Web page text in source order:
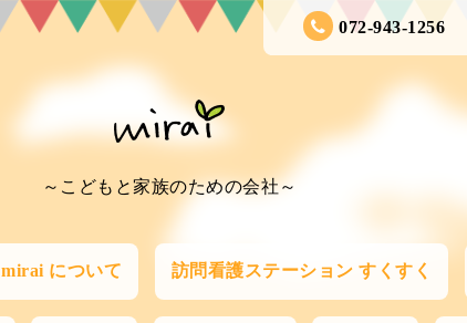
072-943-1256
～こどもと家族のための会社～
mirai について 訪問看護ステーション すくすく